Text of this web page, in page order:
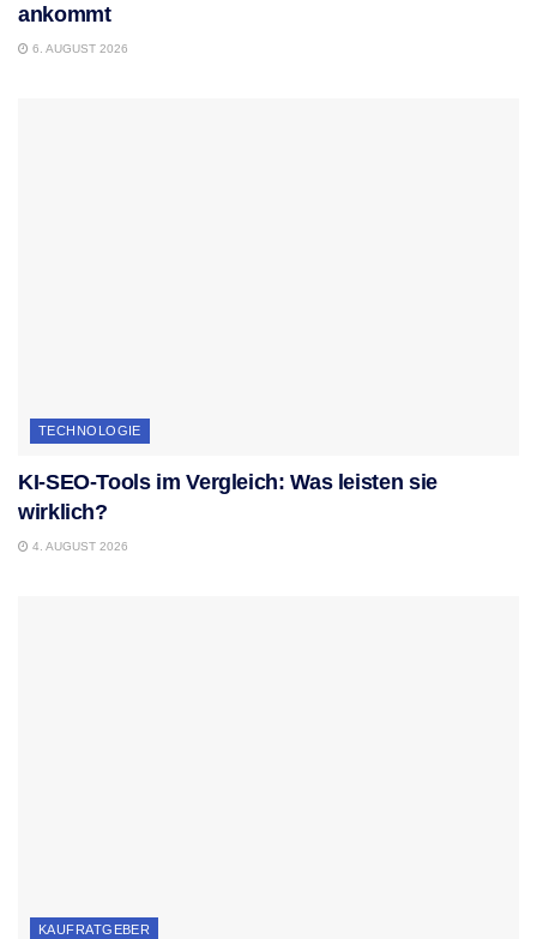
ankommt
6. AUGUST 2026
TECHNOLOGIE
KI-SEO-Tools im Vergleich: Was leisten sie
wirklich?
4. AUGUST 2026
KAUFRATGEBER